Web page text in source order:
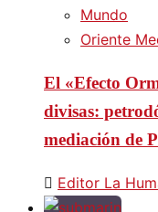
Mundo
Oriente
El «Efecto
divisas:
mediación de
Editor La